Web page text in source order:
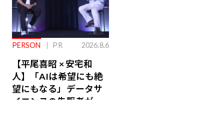
PERSON PR 2026.8.6
【平尾喜昭 × 安宅和
人】「AIは希望にも絶
望にもなる」データサ
イエンスの先駆者が語